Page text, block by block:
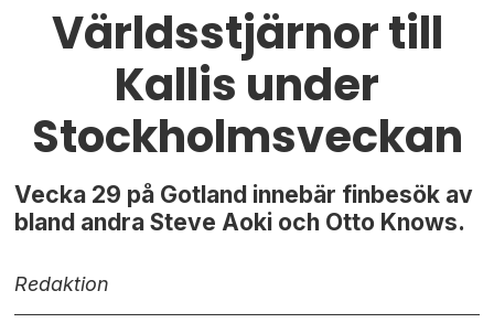
Världsstjärnor till
Kallis under
Stockholmsveckan
Vecka 29 på Gotland innebär finbesök av
bland andra Steve Aoki och Otto Knows.
Redaktion